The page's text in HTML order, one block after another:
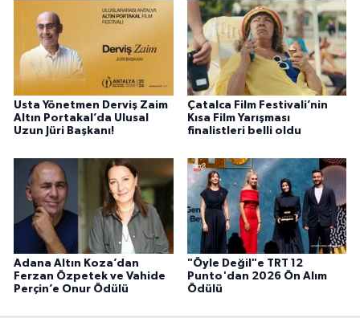
Usta Yönetmen Derviş Zaim
Altın Portakal’da Ulusal
Uzun Jüri Başkanı!
Çatalca Film Festivali’nin
Kısa Film Yarışması
finalistleri belli oldu
Adana Altın Koza’dan
Ferzan Özpetek ve Vahide
Perçin’e Onur Ödülü
"Öyle Değil"e TRT 12
Punto'dan 2026 Ön Alım
Ödülü